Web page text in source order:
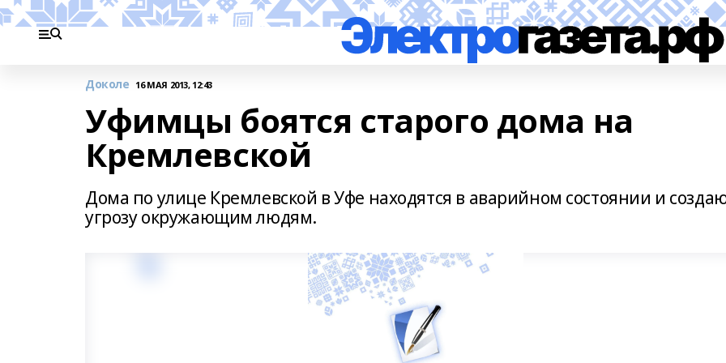
Доколе 16 МАЯ 2013, 12:43
Уфимцы боятся старого дома на
Кремлевской
Дома по улице Кремлевской в Уфе находятся в аварийном состоянии и
угрозу окружающим людям.